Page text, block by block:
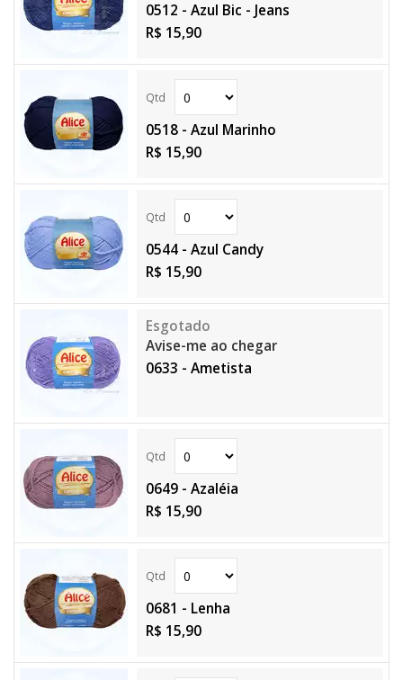
0512 - Azul Bic - Jeans
R$ 15,90
0518 - Azul Marinho
R$ 15,90
0544 - Azul Candy
R$ 15,90
Avise-me ao chegar
0633 - Ametista
0649 - Azaléia
R$ 15,90
0681 - Lenha
R$ 15,90